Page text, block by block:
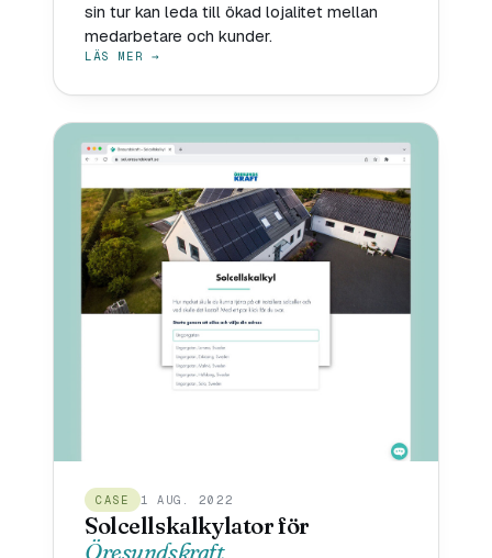
sin tur kan leda till ökad lojalitet mellan
medarbetare och kunder.
LÄS MER →
CASE 1 AUG. 2022
Solcellskalkylator för
Öresundskraft